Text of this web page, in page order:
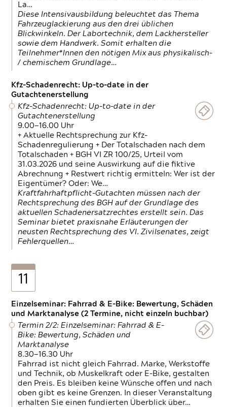
La…
Diese Intensivausbildung beleuchtet das Thema
Fahrzeuglackierung aus den drei üblichen
Blickwinkeln. Der Labortechnik, dem Lackhersteller
sowie dem Handwerk. Somit erhalten die
Teilnehmer*Innen den nötigen Mix aus physikalisch-
/ chemischem Grundlage…
Kfz-Schadenrecht: Up-to-date in der
Gutachtenerstellung
Kfz-Schadenrecht: Up-to-date in der
Gutachtenerstellung
9.00—16.00 Uhr
+ Aktuelle Rechtsprechung zur Kfz-
Schadenregulierung + Der Totalschaden nach dem
Totalschaden + BGH VI ZR 100/25, Urteil vom
31.03.2026 und seine Auswirkung auf die fiktive
Abrechnung + Restwert richtig ermitteln: Wer ist der
Eigentümer? Oder: We…
Kraftfahrhaftpflicht-Gutachten müssen nach der
Rechtsprechung des BGH auf der Grundlage des
aktuellen Schadenersatzrechtes erstellt sein. Das
Seminar bietet praxisnahe Erläuterungen der
neusten Rechtsprechung des VI. Zivilsenates, zeigt
Fehlerquellen…
11
Einzelseminar: Fahrrad & E-Bike: Bewertung, Schäden
und Marktanalyse (2 Termine, nicht einzeln buchbar)
Termin 2/2: Einzelseminar: Fahrrad & E-
Bike: Bewertung, Schäden und
Marktanalyse
8.30—16.30 Uhr
Fahrrad ist nicht gleich Fahrrad. Marke, Werkstoffe
und Technik, ob Muskelkraft oder E-Bike, gestalten
den Preis. Es bleiben keine Wünsche offen und nach
oben gibt es keine Grenzen. In dieser Veranstaltung
erhalten Sie einen fundierten Überblick über…